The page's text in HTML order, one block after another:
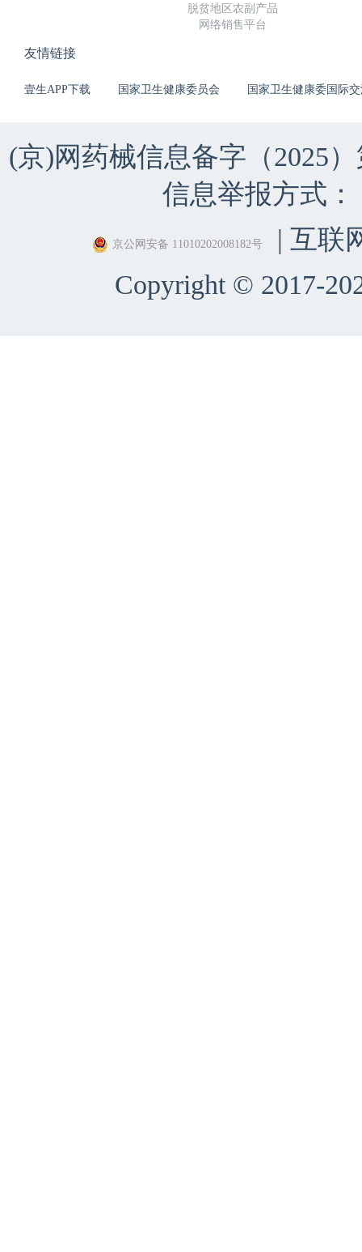
脱贫地区农副产品
网络销售平台
友情链接
壹生APP下载 国家卫生健康委员会 国家卫生健康委国际
(京)网药械信息备字（2025
信息举报方式：
京公网安备 11010202008182号
| 互联
Copyright © 2017-